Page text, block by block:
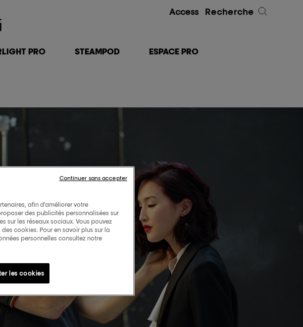
Access Recherche
PRO STEAMPOD ESPACE PRO
afin d’améliorer votre
des publicités personnalisées sur
sur les réseaux sociaux. Vous pouvez
cookies. Pour en savoir plus sur la
personnelles consultez notre
les cookies
Continuer sans accepter